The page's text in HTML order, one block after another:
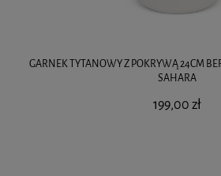
GARNEK TYTANOWY Z POKRYWĄ 24CM
SAHARA
199,00 zł